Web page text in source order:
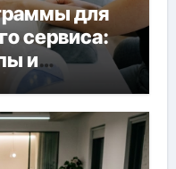
для
сервиса:
и